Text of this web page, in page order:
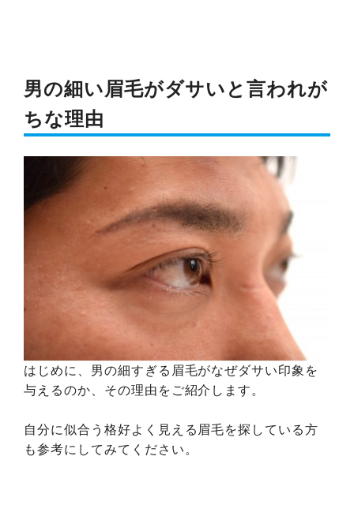
男の細い眉毛がダサいと言われが
ちな理由
はじめに、男の細すぎる眉毛がなぜダサい印象を
与えるのか、その理由をご紹介します。
自分に似合う格好よく見える眉毛を探している方
も参考にしてみてください。